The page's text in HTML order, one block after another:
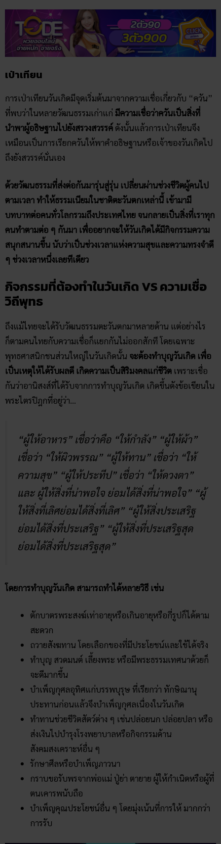
เป่าเทียน
การเป่าเทียนวันเกิดมีจุดเริ่มต้นมาจากความเชื่อเกี่ยวกับ “ควัน”
ที่พบว่าในหลายวัฒนธรรมเก่าแก่ มีความเชื่อว่าควันเป็นสิ่งที่
นำพาผู้อธิษฐานไปยังสรวงสวรรค์ ดังนั้นแล้วการเป่าเทียนจึง
เหมือนเป็นการเรียกควันให้พาคำอธิษฐานหรือเจ้าของวันเกิดไป
ถึงยังสวรรค์นั่นเอง
ด้วยวัฒนธรรมที่ส่งต่อกันมารุ่นสู่รุ่น เปลี่ยนผ่านช่วงชีวิตผู้คนไป
ตามเวลา ทำให้ธรรมเนียมในชาติตะวันตกเหล่านี้ เข้ามามี
บทบาทต่อคนทั่วโลกรวมถึงประเทศไทย จนกลายเป็นสิ่งที่เราทุก
คนทำตามต่อ ๆ กันมา เพื่ออยากจะให้วันเกิดได้มีกิจกรรมความ
สนุกสนานขึ้น นับว่าเป็นช่วงเวลาแห่งความสุขและความทรงจำดี
ๆ ช่วงเวลาหนึ่งเลยทีเดียว
กิจกรรมที่ต้องทำในวันเกิด VS ความเชื่อ
วิถีพุทธ
ถึงแม้ไทยจะได้รับวัฒนธรรมตะวันตกมาหลายด้าน แต่อย่างไร
ก็ตามคนไทยกับความเชื่อก็แยกกันไม่ออกสักที โดยเฉพาะ
พุทธศาสนิกชนส่วนใหญ่ในวันเกิดนั้น จะต้องทำบุญวันเกิด เพื่อ
เป็นเหตุให้ได้รับผลดี เกิดความเป็นสิริมงคลแก่ชีวิต เพราะเชื่อ
กันว่าอานิสงส์ที่ได้รับจากการทำบุญวันเกิด เกิดขึ้นดังข้อเขียนใน
พระไตรปิฎกที่อยู่ว่า…
“ผู้ให้อาหาร” เชื่อว่าคือ “ให้กำลัง” “ผู้ให้ผ้า”
เชื่อว่า “ให้ผิวพรรณ” “ผู้ให้ทาน” เชื่อว่า “ให้
ความสุข” “ผู้ให้ประทีป” เชื่อว่า “ให้ดวงตา”
และ ผู้ให้สิ่งที่น่าพอใจ ย่อมได้สิ่งที่น่าพอใจ” “ผู้
ให้สิ่งที่เลิศย่อมได้สิ่งที่เลิศ” “ผู้ให้สิ่งประเสริฐ
ย่อมได้สิ่งที่ประเสริฐ” “ผู้ให้สิ่งที่ประเสริฐสุด
ย่อมได้สิ่งที่ประเสริฐสุด”
โดยการทำบุญวันเกิด สามารถทำได้หลายวิธี เช่น
ตักบาตรพระสงฆ์เท่าอายุหรือเกินอายุหรือกี่รูปก็ได้ตาม
สะดวก
ถวายสังฆทาน โดยเลือกของที่มีประโยชน์และใช้ได้จริง
ทำบุญ สวดมนต์ เลี้ยงพระ หรือมีพระธรรมเทศนาด้วยก็
จะดีมากขึ้น
บำเพ็ญกุศลอุทิศแก่บรรพบุรุษ ที่เรียกว่า ทักษิณานุ
ประทานก่อนแล้วจึงบำเพ็ญกุศลเนื่องในวันเกิด
ทำทานช่วยชีวิตสัตว์ต่าง ๆ เช่นปล่อยนก ปล่อยปลา หรือ
ส่งเงินไปบำรุงโรงพยาบาลหรือกิจกรรมด้าน
สังคมสงเคราะห์อื่น ๆ
รักษาศีลหรือบำเพ็ญภาวนา
กราบขอรับพรจากพ่อแม่ ปู่ย่า ตายาย ผู้ให้กำเนิดหรือผู้ที่
ตนเคารพนับถือ
บำเพ็ญคุณประโยชน์อื่น ๆ โดยมุ่งเน้นที่การให้ มากกว่า
การรับ